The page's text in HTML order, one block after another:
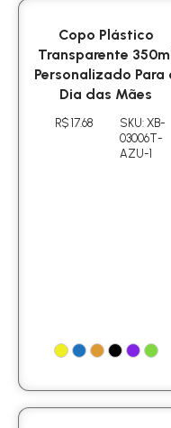
Copo Plástico
Transparente
Personalizado Para
Dia das Mães
R$ 17.68
SKU: XB-
03006T-
AZU-1